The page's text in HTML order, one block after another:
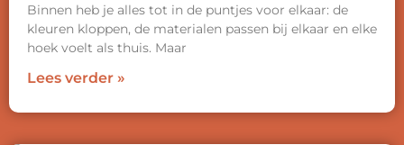
Binnen heb je alles tot in de puntjes voor elkaar: de
kleuren kloppen, de materialen passen bij elkaar en elke
hoek voelt als thuis. Maar
Lees verder »